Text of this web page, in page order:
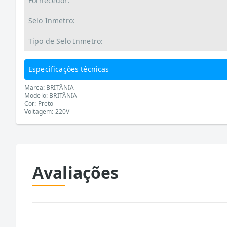
Selo Inmetro:
Tipo de Selo Inmetro:
Especificações técnicas
Marca: BRITÂNIA
Modelo: BRITÂNIA
Cor: Preto
Voltagem: 220V
Avaliações